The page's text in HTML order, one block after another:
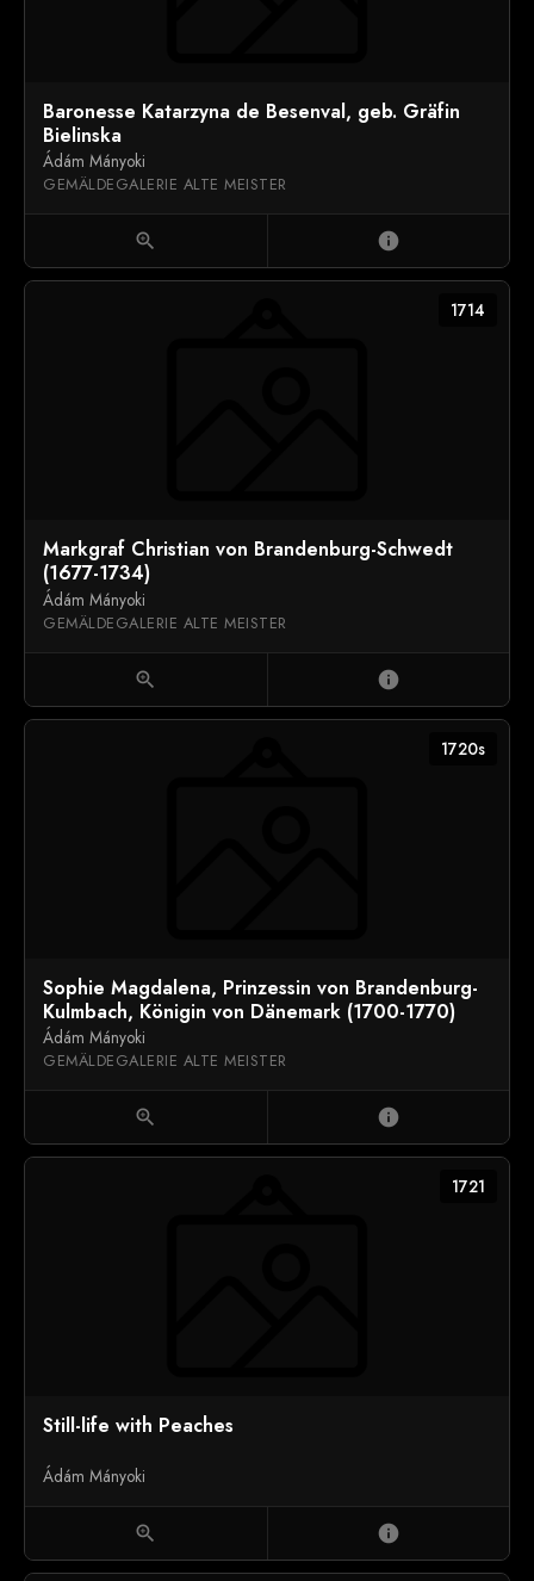
Baronesse Katarzyna de Besenval, geb. Gräfin
Bielinska
Ádám Mányoki
GEMÄLDEGALERIE ALTE MEISTER
zoom_in info
1714
Markgraf Christian von Brandenburg-Schwedt
(1677-1734)
Ádám Mányoki
GEMÄLDEGALERIE ALTE MEISTER
zoom_in info
1720s
Sophie Magdalena, Prinzessin von Brandenburg-
Kulmbach, Königin von Dänemark (1700-1770)
Ádám Mányoki
GEMÄLDEGALERIE ALTE MEISTER
zoom_in info
1721
Still-life with Peaches
Ádám Mányoki
zoom_in info